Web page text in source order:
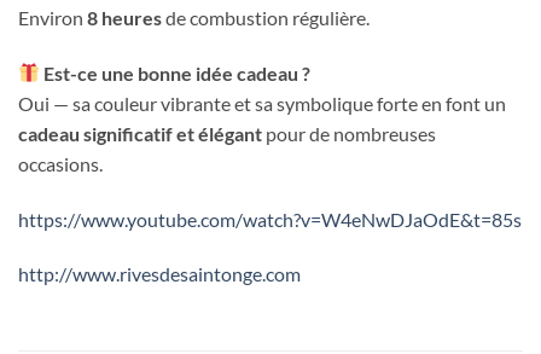
Environ 8 heuresde combustion régulière.
Est-ce une bonne idée cadeau ?
Oui — sa couleur vibrante et sa symbolique forte en font un
cadeau significatif et élégant pour de nombreuses
occasions.
https://www.youtube.com/watch?v=W4eNwDJaOdE&t=85s
http://www.rivesdesaintonge.com